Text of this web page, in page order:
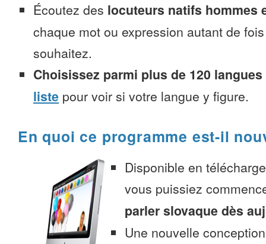
Écoutez des locuteurs natifs hommes
chaque mot ou expression autant de
souhaitez.
Choisissez parmi plus de 120 langues
liste pour voir si votre langue y figure.
En quoi ce programme est-il
Disponible en
vous puissiez
parler slovaque dès
Une nouvelle